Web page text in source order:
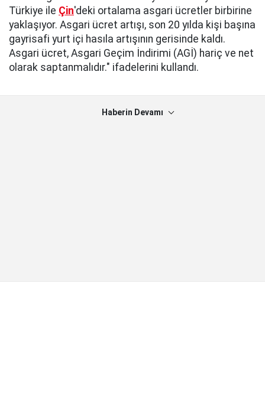
Türkiye ile Çin'deki ortalama asgari ücretler birbirine
yaklaşıyor. Asgari ücret artışı, son 20 yılda kişi başına
gayrisafi yurt içi hasıla artışının gerisinde kaldı.
Asgari ücret, Asgari Geçim İndirimi (AGİ) hariç ve net
olarak saptanmalıdır." ifadelerini kullandı.
Haberin Devamı